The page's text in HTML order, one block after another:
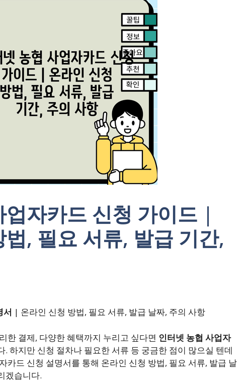
자카드 신청 가이드 |
, 필요 서류, 발급 기간,
서 | 온라인 신청 방법, 필요 서류, 발급 날짜, 주의 사항
한 결제, 다양한 혜택까지 누리고 싶다면 인터넷 농협 사업자
. 하지만 신청 절차나 필요한 서류 등 궁금한 점이 많으실 텐데
카드 신청 설명서를 통해 온라인 신청 방법, 필요 서류, 발급 날
겠습니다.